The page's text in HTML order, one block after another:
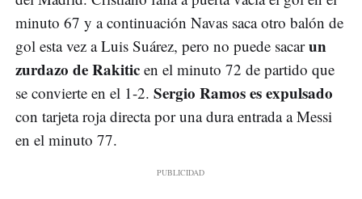
minuto 67 y a continuación Navas saca otro balón de
gol esta vez a Luis Suárez, pero no puede sacarun
zurdazo de Rakitic en el minuto 72 de partido que
se convierte en el 1-2. Sergio Ramos es expulsado
con tarjeta roja directa por una dura entrada a Messi
en el minuto 77.